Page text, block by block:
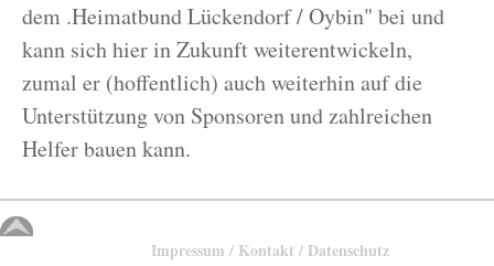
dem .Heimatbund Lückendorf / Oybin" bei und
kann sich hier in Zukunft weiterentwickeln,
zumal er (hoffentlich) auch weiterhin auf die
Unterstützung von Sponsoren und zahlreichen
Helfer bauen kann.
Impressum / Kontakt / Datenschutz